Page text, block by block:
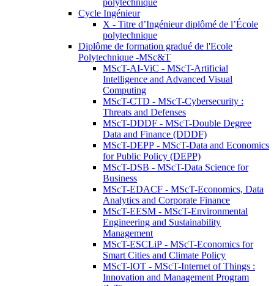
polytechnique
Cycle Ingénieur
X - Titre d’Ingénieur diplômé de l’École
polytechnique
Diplôme de formation gradué de l'Ecole
Polytechnique -MSc&T
MScT-AI-ViC - MScT-Artificial
Intelligence and Advanced Visual
Computing
MScT-CTD - MScT-Cybersecurity :
Threats and Defenses
MScT-DDDF - MScT-Double Degree
Data and Finance (DDDF)
MScT-DEPP - MScT-Data and Economics
for Public Policy (DEPP)
MScT-DSB - MScT-Data Science for
Business
MScT-EDACF - MScT-Economics, Data
Analytics and Corporate Finance
MScT-EESM - MScT-Environmental
Engineering and Sustainability
Management
MScT-ESCLiP - MScT-Economics for
Smart Cities and Climate Policy
MScT-IOT - MScT-Internet of Things :
Innovation and Management Program